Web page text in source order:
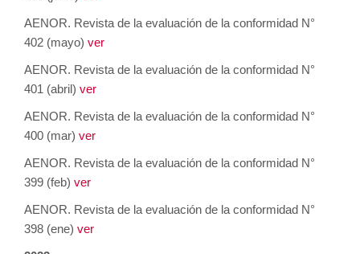
AENOR. Revista de la evaluación de la conformidad N°
402 (mayo) ver
AENOR. Revista de la evaluación de la conformidad N°
401 (abril) ver
AENOR. Revista de la evaluación de la conformidad N°
400 (mar) ver
AENOR. Revista de la evaluación de la conformidad N°
399 (feb) ver
AENOR. Revista de la evaluación de la conformidad N°
398 (ene) ver